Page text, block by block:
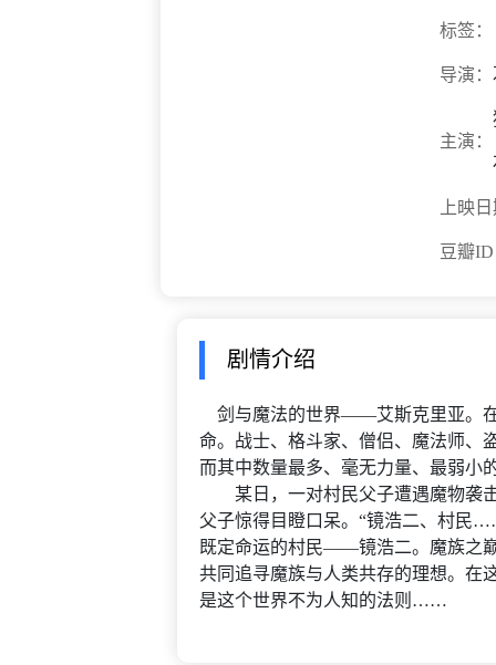
标签：
导演：
主演：
上映
豆瓣
剧情介绍
剑与魔法的世界——艾斯克里亚。
命。战士、格斗家、僧侣、魔法师、
而其中数量最多、毫无力量、最弱
某日，一对村民父子遭遇魔物袭击
父子惊得目瞪口呆。“镜浩二、村民
既定命运的村民——镜浩二。魔族之
共同追寻魔族与人类共存的理想。在
是这个世界不为人知的法则……